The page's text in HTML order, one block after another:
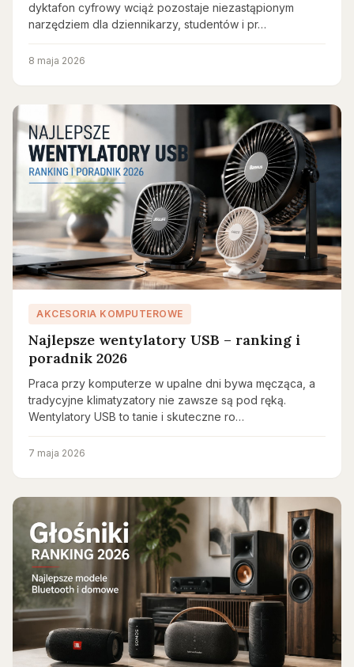
dyktafon cyfrowy wciąż pozostaje niezastąpionym
narzędziem dla dziennikarzy, studentów i pr…
8 maja 2026
AKCESORIA KOMPUTEROWE
Najlepsze wentylatory USB – ranking i
poradnik 2026
Praca przy komputerze w upalne dni bywa męcząca, a
tradycyjne klimatyzatory nie zawsze są pod ręką.
Wentylatory USB to tanie i skuteczne ro…
7 maja 2026